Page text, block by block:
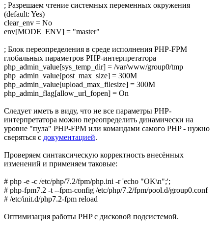
; Разрешаем чтение системных переменных окружения
(default: Yes)
clear_env = No
env[MODE_ENV] = "master"
; Блок переопределения в среде исполнения PHP-FPM
глобальных параметров PHP-интерпретатора
php_admin_value[sys_temp_dir] = /var/www/group0/tmp
php_admin_value[post_max_size] = 300M
php_admin_value[upload_max_filesize] = 300M
php_admin_flag[allow_url_fopen] = On
Следует иметь в виду, что не все параметры PHP-
интерпретатора можно переопределить динамически на
уровне "пула" PHP-FPM или командами самого PHP - нужно
сверяться с документацией.
Проверяем синтаксическую корректность внесённых
изменений и применяем таковые:
# php -e -c /etc/php/7.2/fpm/php.ini -r 'echo "OK\n";';
# php-fpm7.2 -t --fpm-config /etc/php/7.2/fpm/pool.d/group0.conf
# /etc/init.d/php7.2-fpm reload
Оптимизация работы PHP с дисковой подсистемой.